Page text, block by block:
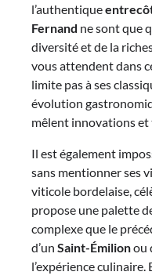
l’authentique
Fernand ne sont que
diversité et de la
vous attendent dans
limite pas à ses
évolution
mêlent innovations et
Il est également
sans mentionner ses
viticole bordelaise,
propose une palette
complexe que le
d’un Saint-Émilionou
l’expérience